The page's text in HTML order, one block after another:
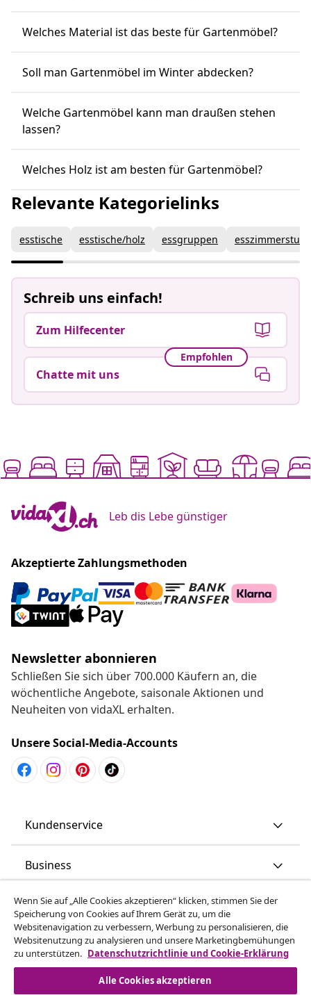
Welches Material ist das beste für Gartenmöbel?
Soll man Gartenmöbel im Winter abdecken?
Welche Gartenmöbel kann man draußen stehen
lassen?
Welches Holz ist am besten für Gartenmöbel?
Relevante Kategorielinks
esstische esstische/holz essgruppen
Schreib uns einfach!
Zum Hilfecenter
Empfohlen
Chatte mit uns
Leb dis Lebe günstiger
Akzeptierte Zahlungsmethoden
Newsletter abonnieren
Schließen Sie sich über 700.000 Käufern an, die
wöchentliche Angebote, saisonale Aktionen und
Neuheiten von vidaXL erhalten.
Unsere Social-Media-Accounts
Kundenservice
Business
vidaXL
Mehr entdecken
Wenn Sie auf „Alle Cookies akzeptieren“ klicken, stimmen Sie der
Speicherung von Cookies auf Ihrem Gerät zu, um die
Websitenavigation zu verbessern, Werbung zu personalisieren, die
Websitenutzung zu analysieren und unsere Marketingbemühungen
zu unterstützen. Datenschutzrichtlinie und Cookie-Erklärung
Alle Cookies akzeptieren